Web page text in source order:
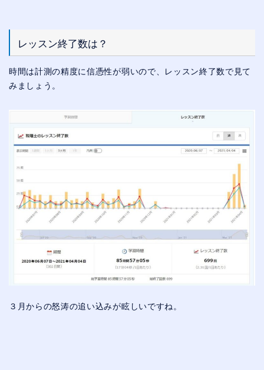
レッスン終了数は？
時間は計測の精度に信憑性が弱いので、レッスン終了数で見て
みましょう。
３月からの怒涛の追い込みが眩しいですね。